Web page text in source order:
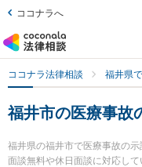
ココナラへ
ココナラ法律相談 福井県
福井市の医療事故
福井県の福井市で医療事故の
面談無料や休日面談に対応し